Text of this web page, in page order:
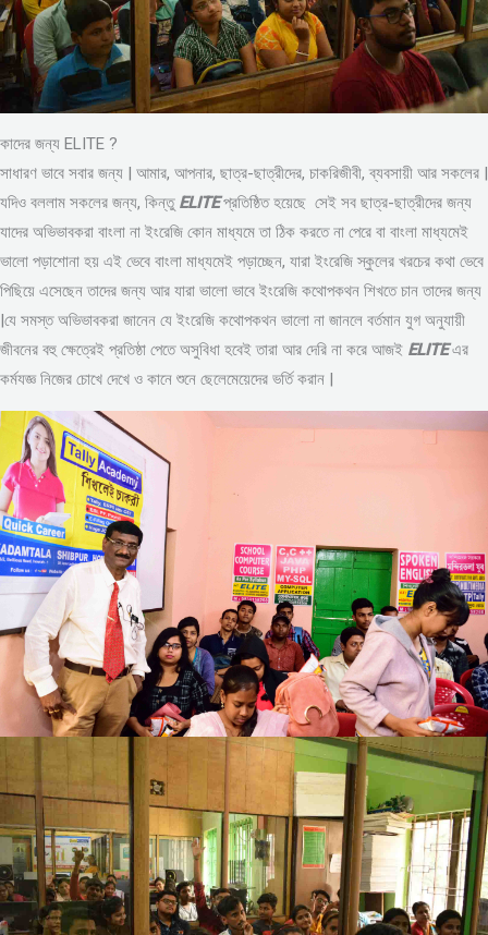
কাদের জন্য ELITE ?
সাধারণ ভাবে সবার জন্য | আমার, আপনার, ছাত্র-ছাত্রীদের, চাকরিজীবী, ব্যবসায়ী আর সকলের |
যদিও বললাম সকলের জন্য, কিন্তু ELITEপ্রতিষ্ঠিত হয়েছে সেই সব ছাত্র-ছাত্রীদের জন্য
যাদের অভিভাবকরা বাংলা না ইংরেজি কোন মাধ্যমে তা ঠিক করতে না পেরে বা বাংলা মাধ্যমেই
ভালো পড়াশোনা হয় এই ভেবে বাংলা মাধ্যমেই পড়াচ্ছেন, যারা ইংরেজি স্কুলের খরচের কথা ভেবে
পিছিয়ে এসেছেন তাদের জন্য আর যারা ভালো ভাবে ইংরেজি কথোপকথন শিখতে চান তাদের জন্য
|যে সমস্ত অভিভাবকরা জানেন যে ইংরেজি কথোপকথন ভালো না জানলে বর্তমান যুগ অনুযায়ী
জীবনের বহু ক্ষেত্রেই প্রতিষ্ঠা পেতে অসুবিধা হবেই তারা আর দেরি না করে আজই ELITEএর
কর্মযজ্ঞ নিজের চোখে দেখে ও কানে শুনে ছেলেমেয়েদের ভর্তি করান |